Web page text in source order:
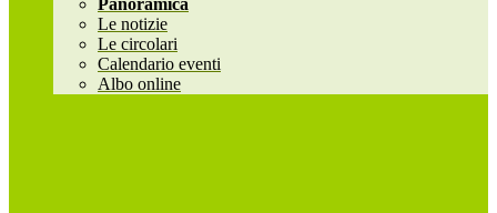
Panoramica
Le notizie
Le circolari
Calendario eventi
Albo online